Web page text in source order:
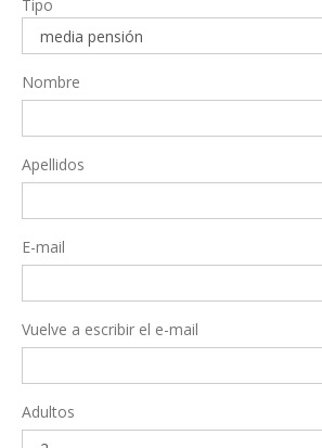
Tipo
Nombre
Apellidos
E-mail
Vuelve a escribir el e-mail
Adultos